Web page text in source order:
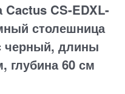
CS-EDXL-
столешница
черный, длины
глубина 60 см